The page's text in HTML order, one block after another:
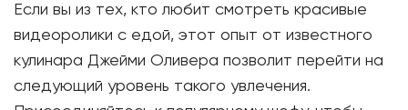
Если вы из тех, кто любит смотреть красивые
видеоролики с едой, этот опыт от известного
кулинара Джейми Оливера позволит перейти на
следующий уровень такого увлечения.